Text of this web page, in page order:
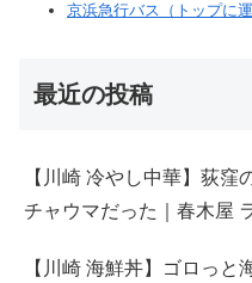
京浜急行バス（トップに運
最近の投稿
【川崎 冷やし中華】荻窪
チャウマだった｜春木屋
【川崎 海鮮丼】ゴロっ